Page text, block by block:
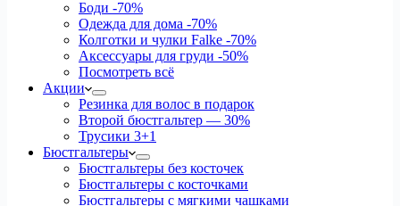
Боди -70%
Одежда для дома -70%
Колготки и чулки Falke -70%
Аксессуары для груди -50%
Посмотреть всё
Акции
Резинка для волос в подарок
Второй бюстгальтер — 30%
Трусики 3+1
Бюстгальтеры
Бюстгальтеры без косточек
Бюстгальтеры с косточками
Бюстгальтеры с мягкими чашками